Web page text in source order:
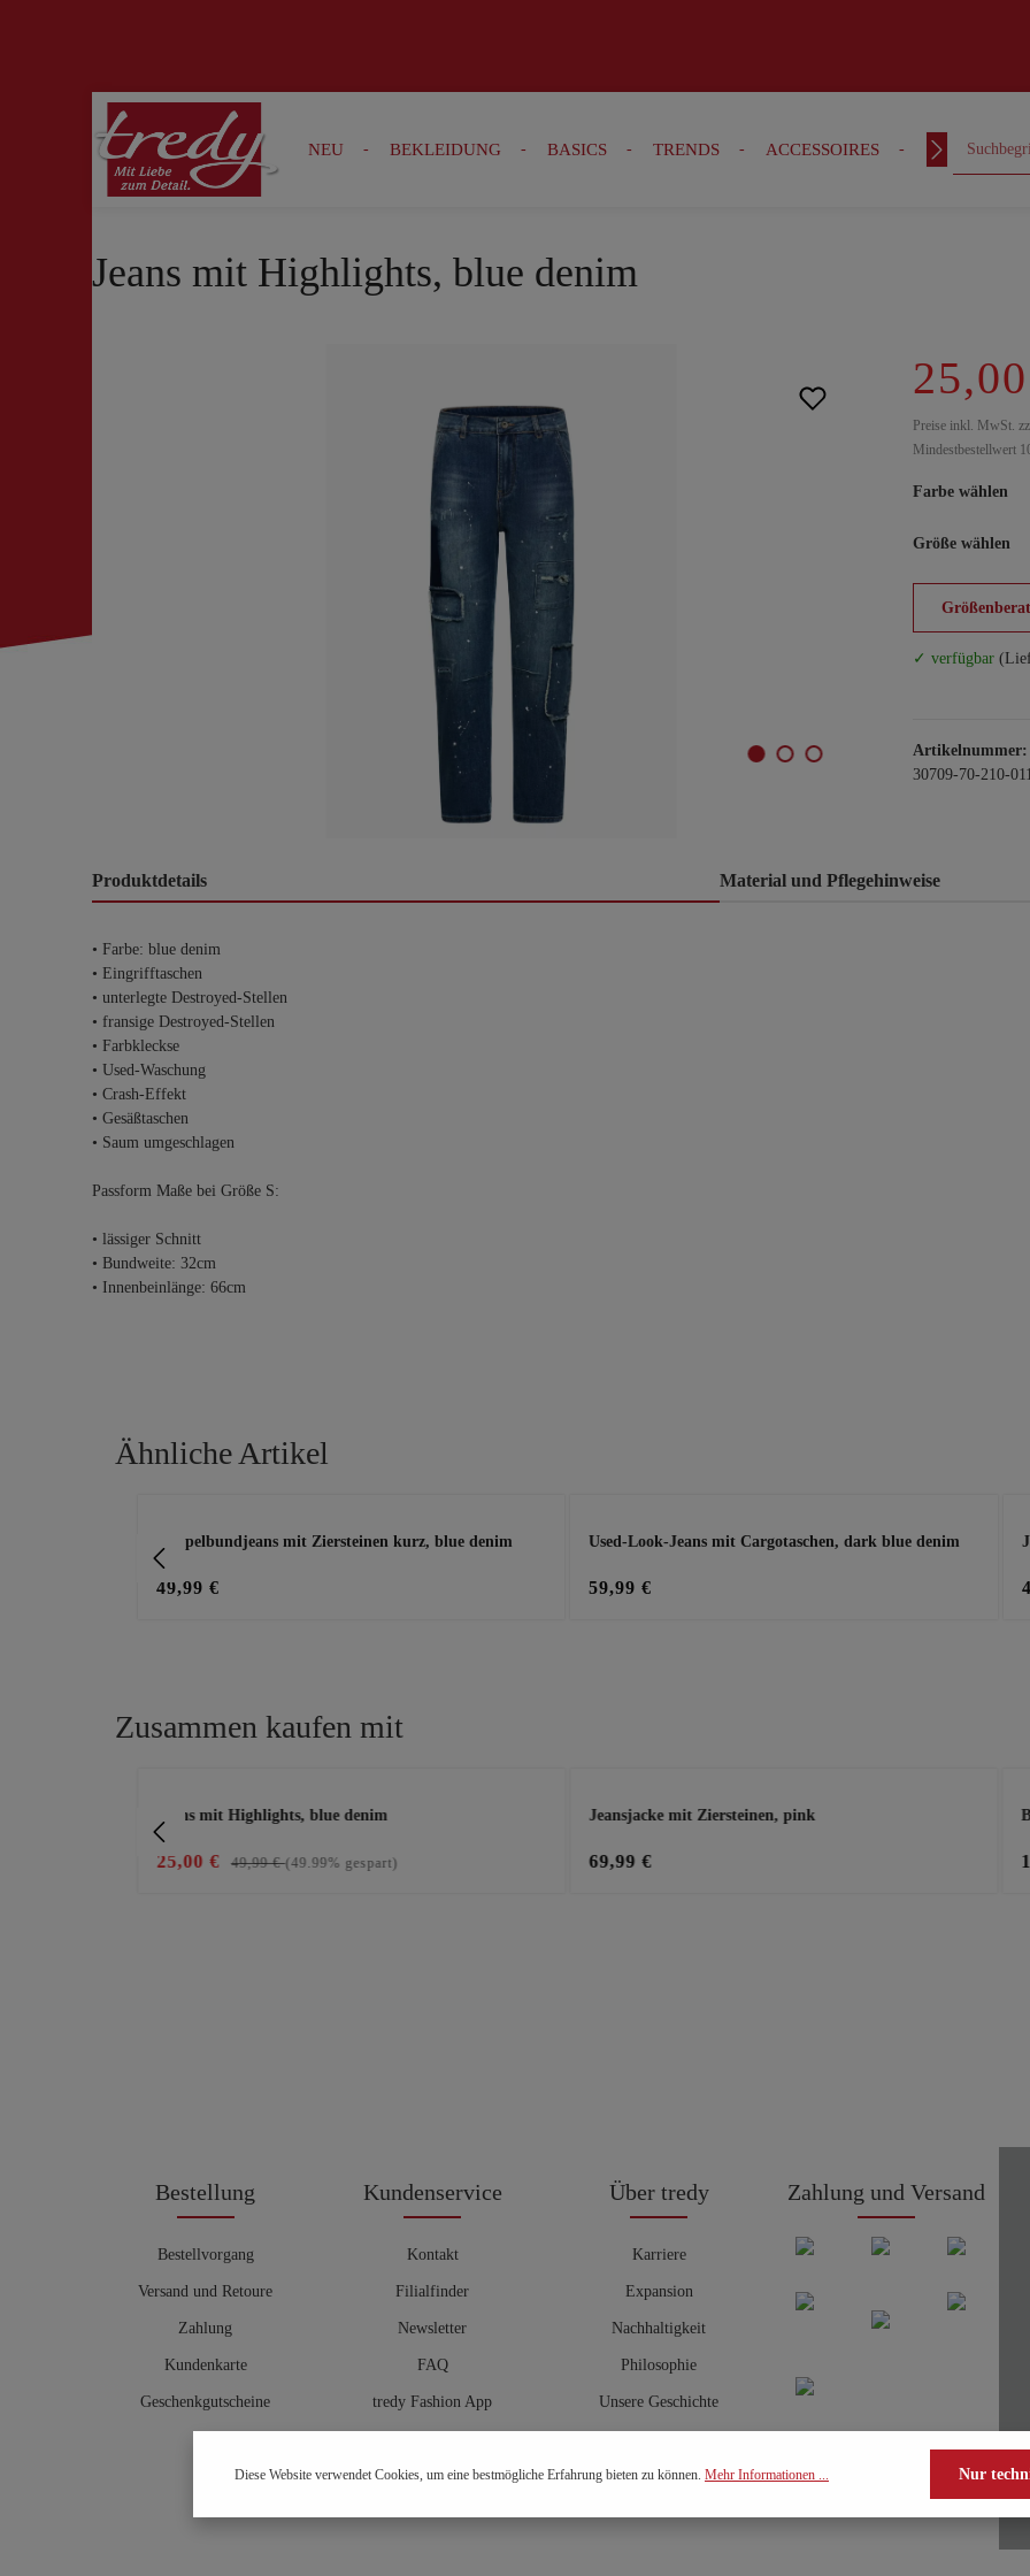
Zur Suche springen Zur Hauptnavigation springen
NEU BEKLEIDUNG BASICS TRENDS ACCESSOIRES OUTFITS
Jeans mit Highlights, blue denim
Preise inkl. MwSt.
Mindestbestellwert
Farbe wählen
Größe wählen
✓ verfügbar
Artikelnummer:
30709-70-210-
Produktdetails Material und Pflegehinweise
• Farbe: blue denim
• Eingrifftaschen
• unterlegte Destroyed-Stellen
• fransige Destroyed-Stellen
• Farbkleckse
• Used-Waschung
• Crash-Effekt
• Gesäßtaschen
• Saum umgeschlagen
Passform Maße bei Größe S:
• lässiger Schnitt
• Bundweite: 32cm
• Innenbeinlänge: 66cm
Ähnliche Artikel
Doppelbundjeans mit Ziersteinen kurz, blue denim
49,99 €
Used-Look-Jeans mit Cargotaschen, dark blue denim
59,99 €
Zusammen kaufen mit
Jeans mit Highlights, blue denim
25,00 € 49,99 €(49.99% gespart)
Jeansjacke mit Ziersteinen, pink
69,99 €
Bestellung
Bestellvorgang
Versand und Retoure
Zahlung
Kundenkarte
Geschenkgutscheine
Kundenservice
Kontakt
Filialfinder
Newsletter
FAQ
tredy Fashion App
Hosenberater
Über tredy
Karriere
Expansion
Nachhaltigkeit
Philosophie
Unsere Geschichte
Zahlung und Versand
Diese Website verwendet Cookies, um eine bestmögliche Erfahrung bieten zu können. Mehr Informationen ... Nur